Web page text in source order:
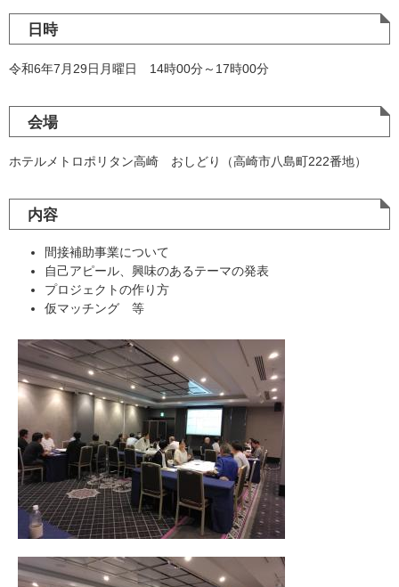
日時
令和6年7月29日月曜日 14時00分～17時00分
会場
ホテルメトロポリタン高崎 おしどり（高崎市八島町222番地）
内容
間接補助事業について
自己アピール、興味のあるテーマの発表
プロジェクトの作り方
仮マッチング 等